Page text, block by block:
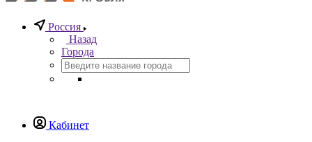
Россия
Назад
Города
Кабинет